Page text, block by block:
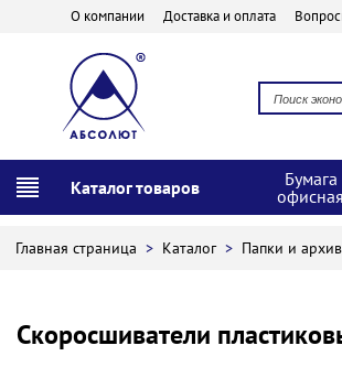
О компании Доставка и оплата
Каталог товаров
Бумага
офисная
Главная страница > Каталог > Папки и
Скоросшиватели